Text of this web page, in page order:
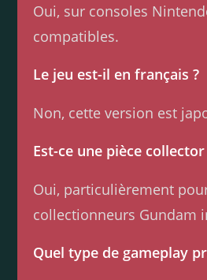
Oui, sur consoles
compatibles.
Le jeu est-il en français ?
Non, cette version est
Est-ce une pièce collector
Oui, particulièrement
collectionneurs Gundam
Quel type de gameplay